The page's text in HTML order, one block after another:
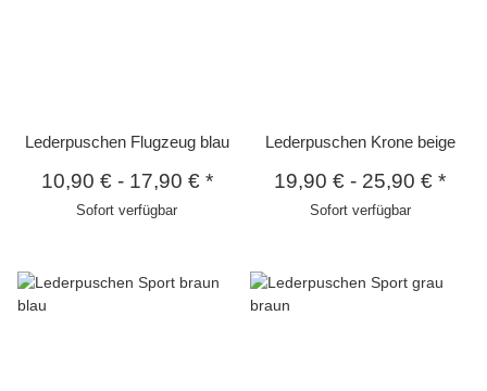
Lederpuschen Flugzeug blau
10,90 €- 17,90 € *
Sofort verfügbar
Lederpuschen Krone beige
19,90 € - 25,90 €*
Sofort verfügbar